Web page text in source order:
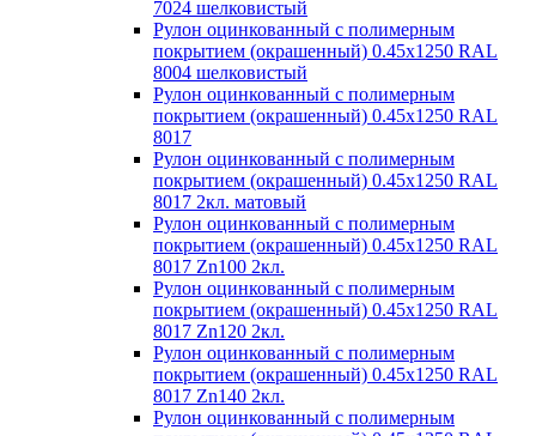
7024 шелковистый
Рулон оцинкованный с полимерным
покрытием (окрашенный) 0.45x1250 RAL
8004 шелковистый
Рулон оцинкованный с полимерным
покрытием (окрашенный) 0.45x1250 RAL
8017
Рулон оцинкованный с полимерным
покрытием (окрашенный) 0.45x1250 RAL
8017 2кл. матовый
Рулон оцинкованный с полимерным
покрытием (окрашенный) 0.45x1250 RAL
8017 Zn100 2кл.
Рулон оцинкованный с полимерным
покрытием (окрашенный) 0.45x1250 RAL
8017 Zn120 2кл.
Рулон оцинкованный с полимерным
покрытием (окрашенный) 0.45x1250 RAL
8017 Zn140 2кл.
Рулон оцинкованный с полимерным